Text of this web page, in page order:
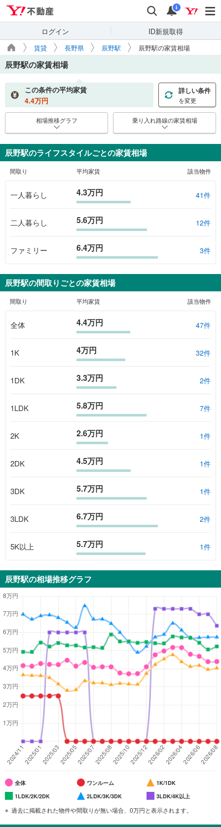
検索 通知
i
ログイン ID新規取得
賃貸 長野県 辰野駅 辰野駅の家賃相場
辰野駅の家賃相場
この条件の平均家賃
4.4万円
詳しい条件
を変更
相場推移グラフ 乗り入れ路線の家賃相場
辰野駅のライフスタイルごとの家賃相場
間取り 平均家賃 該当物件
一人暮らし 4.3万円 41件
二人暮らし 5.6万円 12件
ファミリー 6.4万円 3件
辰野駅の間取りごとの家賃相場
間取り 平均家賃 該当物件
全体 4.4万円 47件
1K 4万円 32件
1DK 3.3万円 2件
1LDK 5.8万円 7件
2K 2.6万円 1件
2DK 4.5万円 1件
3DK 5.7万円 1件
3LDK 6.7万円 2件
5K以上 5.7万円 1件
辰野駅の相場推移グラフ
全体 ワンルーム
1K/1DK
1LDK/2K/2DK
2LDK/3K/3DK 3LDK/4K以上
過去に掲載された物件や間取りが無い場合、0万円と表示されます。